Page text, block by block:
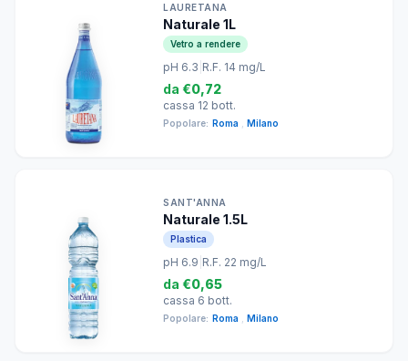
LAURETANA
Naturale 1L
Vetro a rendere
pH 6.3 R.F. 14 mg/L
da €0,72
cassa 12 bott.
Popolare: Roma Milano
SANT'ANNA
Naturale 1.5L
Plastica
pH 6.9 R.F. 22 mg/L
da €0,65
cassa 6 bott.
Popolare: Roma Milano